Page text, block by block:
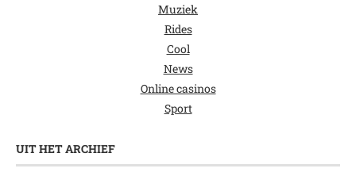
Muziek
Rides
Cool
News
Online casinos
Sport
UIT HET ARCHIEF